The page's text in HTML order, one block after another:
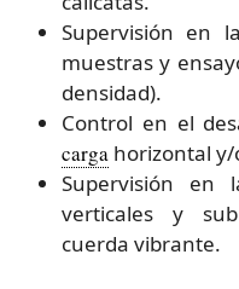
Supervisión en
muestras y
densidad).
Control en el
carga horizontal
Supervisión en
verticales y
cuerda vibrante.